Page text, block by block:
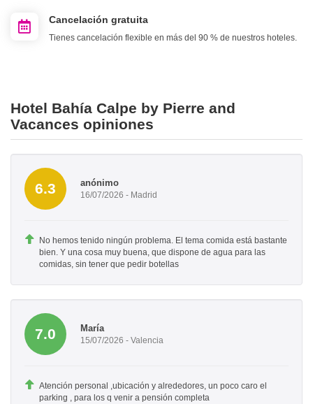
Cancelación gratuita
Tienes cancelación flexible en más del 90 % de nuestros hoteles.
Hotel Bahía Calpe by Pierre and
Vacances opiniones
6.3 anónimo
16/07/2026 - Madrid
No hemos tenido ningún problema. El tema comida está bastante
bien. Y una cosa muy buena, que dispone de agua para las
comidas, sin tener que pedir botellas
7.0 María
15/07/2026 - Valencia
Atención personal ,ubicación y alrededores, un poco caro el
parking , para los q venir a pensión completa